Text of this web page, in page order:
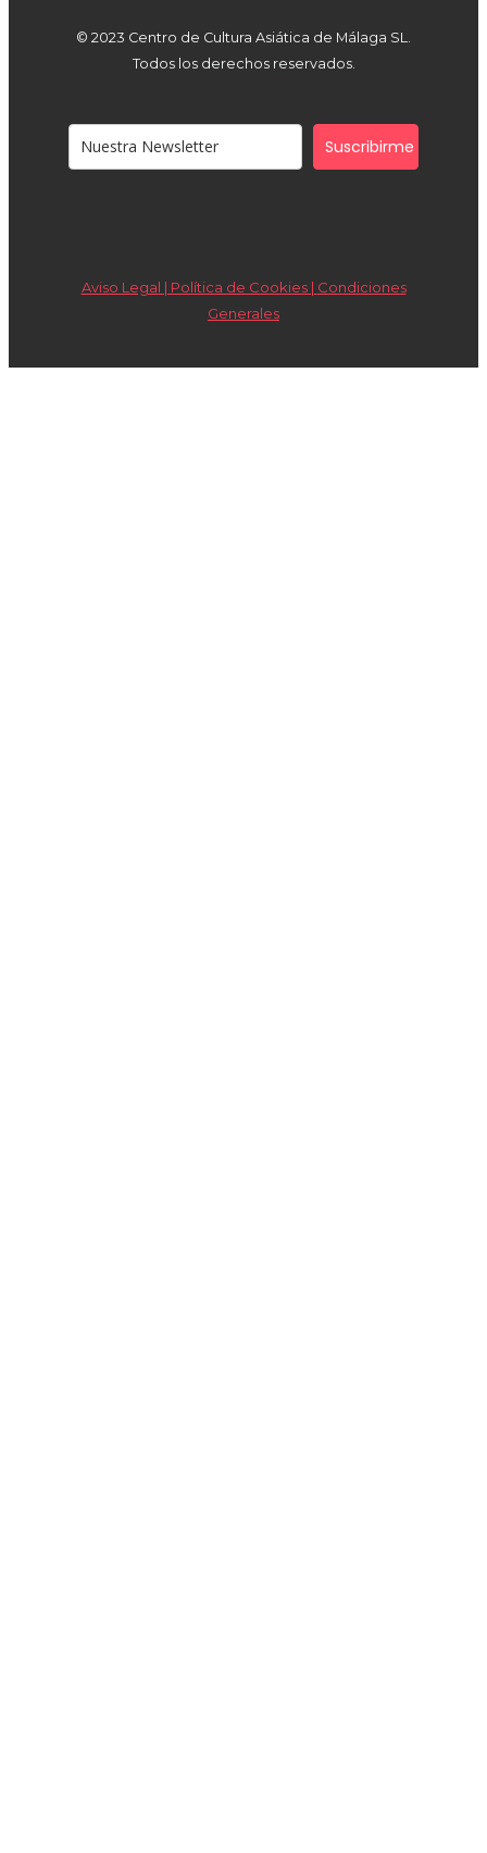
© 2023 Centro de Cultura Asiática de Málaga SL.
Todos los derechos reservados.
Suscribirme
Aviso Legal | Política de Cookies | Condiciones
Generales